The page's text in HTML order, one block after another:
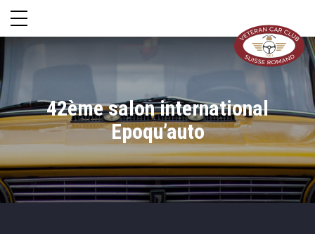
42ème salon international
Epoqu’auto